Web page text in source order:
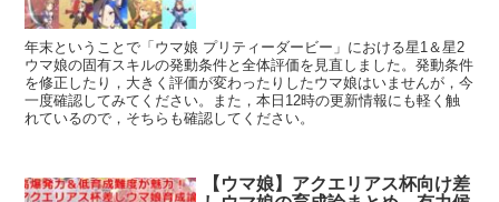
年末ということで「ウマ娘 プリティーダービー」における星1＆星2
ウマ娘の固有スキルの発動条件と全体評価を見直しました。発動条件
を修正したり，大きく評価が変わったりしたウマ娘はいませんが，今
一度確認してみてください。また，本日12時の更新情報にも軽く触
れているので，そちらも確認してください。
【ウマ娘】アクエリアス杯向け差